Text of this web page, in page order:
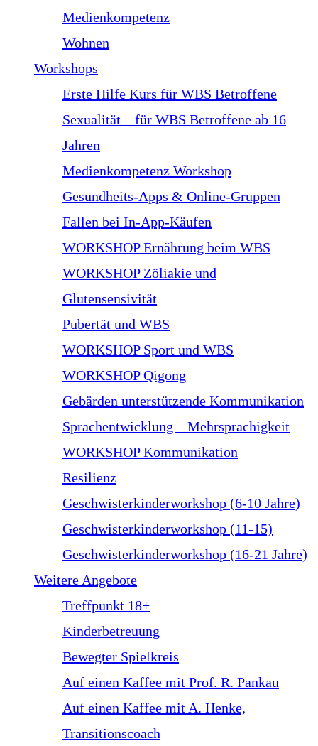
Medienkompetenz
Wohnen
Workshops
Erste Hilfe Kurs für WBS Betroffene
Sexualität – für WBS Betroffene ab 16
Jahren
Medienkompetenz Workshop
Gesundheits-Apps & Online-Gruppen
Fallen bei In-App-Käufen
WORKSHOP Ernährung beim WBS
WORKSHOP Zöliakie und
Glutensensivität
Pubertät und WBS
WORKSHOP Sport und WBS
WORKSHOP Qigong
Gebärden unterstützende Kommunikation
Sprachentwicklung – Mehrsprachigkeit
WORKSHOP Kommunikation
Resilienz
Geschwisterkinderworkshop (6-10 Jahre)
Geschwisterkinderworkshop (11-15)
Geschwisterkinderworkshop (16-21 Jahre)
Weitere Angebote
Treffpunkt 18+
Kinderbetreuung
Bewegter Spielkreis
Auf einen Kaffee mit Prof. R. Pankau
Auf einen Kaffee mit A. Henke,
Transitionscoach